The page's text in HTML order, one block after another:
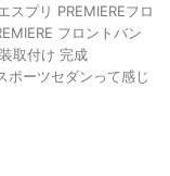
プリ PREMIEREフロ
フロントバン
取付け 完成
って感じ